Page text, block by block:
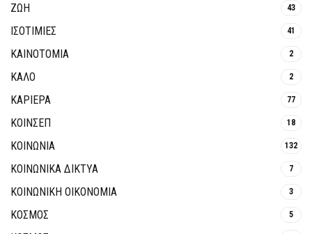
ΖΩΗ 43
ΙΣΟΤΙΜΙΕΣ 41
ΚΑΙΝΟΤΟΜΊΑ 2
ΚΑΛΟ 2
ΚΑΡΙΕΡΑ 77
ΚΟΙΝΣΕΠ 18
ΚΟΙΝΩΝΙΑ 132
ΚΟΙΝΩΝΙΚΆ ΔΊΚΤΥΑ 7
ΚΟΙΝΩΝΙΚΉ ΟΙΚΟΝΟΜΊΑ 3
ΚΟΣΜΟΣ 5